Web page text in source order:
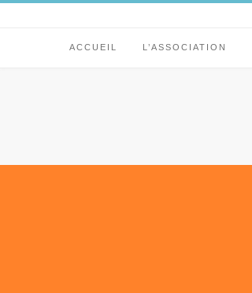
ACCUEIL L’ASSOCIATION